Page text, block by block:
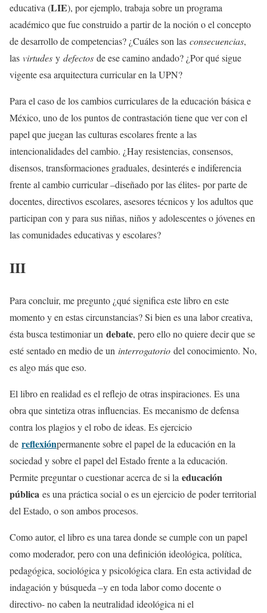
educativa (LIE), por ejemplo, trabaja sobre un programa
académico que fue construido a partir de la noción o el concepto
de desarrollo de competencias? ¿Cuáles son las consecuencias,
las virtudes y defectos de ese camino andado? ¿Por qué sigue
vigente esa arquitectura curricular en la UPN?
Para el caso de los cambios curriculares de la educación básica e
México, uno de los puntos de contrastación tiene que ver con el
papel que juegan las culturas escolares frente a las
intencionalidades del cambio. ¿Hay resistencias, consensos,
disensos, transformaciones graduales, desinterés e indiferencia
frente al cambio curricular –diseñado por las élites- por parte de
docentes, directivos escolares, asesores técnicos y los adultos que
participan con y para sus niñas, niños y adolescentes o jóvenes en
las comunidades educativas y escolares?
III
Para concluir, me pregunto ¿qué significa este libro en este
momento y en estas circunstancias? Si bien es una labor creativa,
ésta busca testimoniar un debate, pero ello no quiere decir que se
esté sentado en medio de un interrogatorio del conocimiento. No,
es algo más que eso.
El libro en realidad es el reflejo de otras inspiraciones. Es una
obra que sintetiza otras influencias. Es mecanismo de defensa
contra los plagios y el robo de ideas. Es ejercicio
de reflexiónpermanente sobre el papel de la educación en la
sociedad y sobre el papel del Estado frente a la educación.
Permite preguntar o cuestionar acerca de si la educación
pública es una práctica social o es un ejercicio de poder territorial
del Estado, o son ambos procesos.
Como autor, el libro es una tarea donde se cumple con un papel
como moderador, pero con una definición ideológica, política,
pedagógica, sociológica y psicológica clara. En esta actividad de
indagación y búsqueda –y en toda labor como docente o
directivo- no caben la neutralidad ideológica ni el